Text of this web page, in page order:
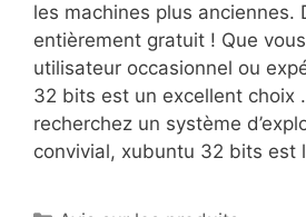
les machines plus anciennes.
entièrement gratuit ! Que
utilisateur occasionnel ou
32 bits est un excellent choix
recherchez un système
convivial, xubuntu 32 bits est